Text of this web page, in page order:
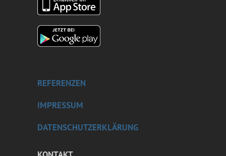
REFERENZEN
IMPRESSUM
DATENSCHUTZERKLÄRUNG